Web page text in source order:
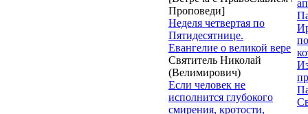
Проповеди]
Неделя четвертая по
Пятидесятнице.
Евангелие о великой вере
Святитель Николай
(Велимирович)
Если человек не
исполнится глубокого
смирения, кротости,